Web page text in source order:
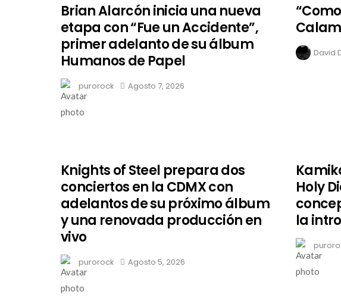
Brian Alarcón inicia una nueva
etapa con “Fue un Accidente”,
primer adelanto de su álbum
Humanos de Papel
purorock Agosto 7, 2026
David
Knights of Steel prepara dos
conciertos en la CDMX con
adelantos de su próximo álbum
y una renovada producción en
vivo
purorock Agosto 5, 2026
Holy
la